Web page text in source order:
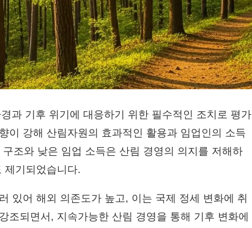
과 기후 위기에 대응하기 위한 필수적인 조치로 평가
이 강해 산림자원의 효과적인 활용과 임업인의 소득
조와 낮은 임업 소득은 산림 경영의 의지를 저해하
제기되었습니다.
있어 해외 의존도가 높고, 이는 국제 정세 변화에 취
조되면서, 지속가능한 산림 경영을 통해 기후 변화에